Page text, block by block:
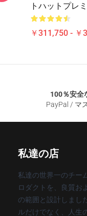
トハットプレ
￥311,750 - ￥
100％安全
PayPal / マ
私達の店
私達の世界一のチー
ロダクトを、良質お
の範囲と設計しまし
ルだけでなく、人生